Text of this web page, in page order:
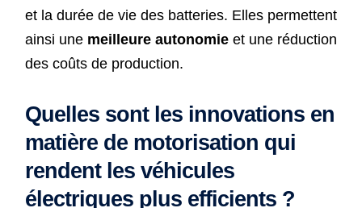
et la durée de vie des batteries. Elles permettent
ainsi une meilleure autonomieet une réduction
des coûts de production.
Quelles sont les innovations en
matière de motorisation qui
rendent les véhicules
électriques plus efficients ?